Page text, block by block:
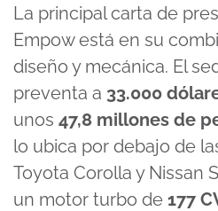
La principal carta de
Empow está en su
diseño y mecánica. El
preventa a 33.000
unos 47,8 millones de
lo ubica por debajo de
Toyota Corolla y Nissan
un motor turbo de 177